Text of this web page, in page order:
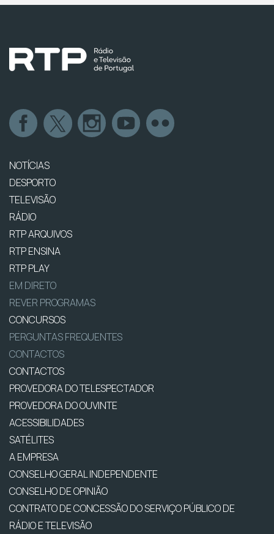
NOTÍCIAS
DESPORTO
TELEVISÃO
RÁDIO
RTP ARQUIVOS
RTP ENSINA
RTP PLAY
EM DIRETO
REVER PROGRAMAS
CONCURSOS
PERGUNTAS FREQUENTES
CONTACTOS
CONTACTOS
PROVEDORA DO TELESPECTADOR
PROVEDORA DO OUVINTE
ACESSIBILIDADES
SATÉLITES
A EMPRESA
CONSELHO GERAL INDEPENDENTE
CONSELHO DE OPINIÃO
CONTRATO DE CONCESSÃO DO SERVIÇO PÚBLICO DE
RÁDIO E TELEVISÃO